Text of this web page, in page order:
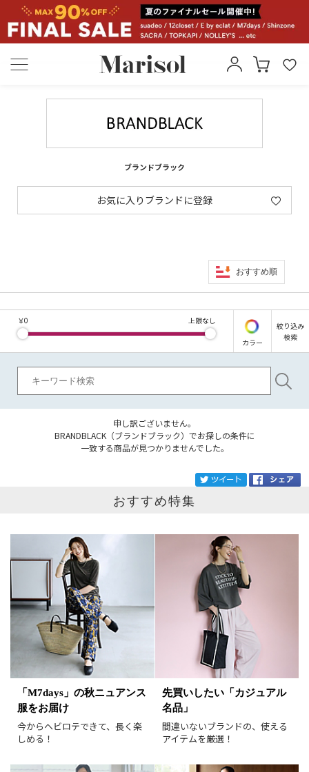
ブランドブラック
お気に入りブランドに登録
おすすめ順
￥0 上限なし
カラー
絞り込み
検索
申し訳ございません。
BRANDBLACK（ブランドブラック）でお探しの条件に
一致する商品が見つかりませんでした。
掲載雑誌
価格 円～ 円
表示オプション
新着
再入荷
ラスト1
おすすめ特集
「M7days」の秋ニュアンス
服をお届け
今からヘビロテできて、長く楽
しめる！
先買いしたい「カジュアル
名品」
間違いないブランドの、使える
アイテムを厳選！